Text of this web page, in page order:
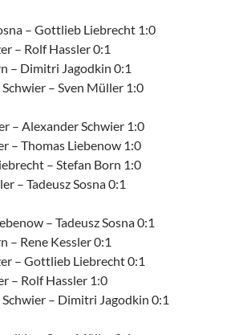
– Gottlieb Liebrecht 1:0
– Rolf Hassler 0:1
– Dimitri Jagodkin 0:1
– Sven Müller 1:0
– Alexander Schwier 1:0
– Thomas Liebenow 1:0
– Stefan Born 1:0
– Tadeusz Sosna 0:1
– Tadeusz Sosna 0:1
– Rene Kessler 0:1
– Gottlieb Liebrecht 0:1
– Rolf Hassler 1:0
– Dimitri Jagodkin 0:1